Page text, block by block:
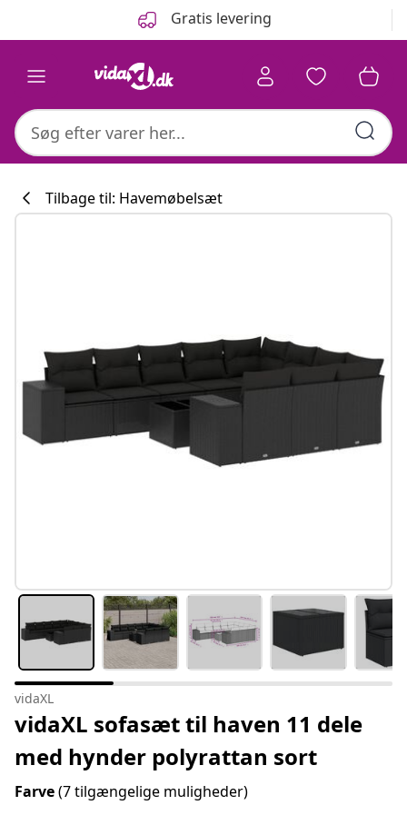
Gratis levering
#sharemevidaxl
Tilbage til: Havemøbelsæt
vidaXL
vidaXL sofasæt til haven 11 dele
med hynder polyrattan sort
Farve(7 tilgængelige muligheder)